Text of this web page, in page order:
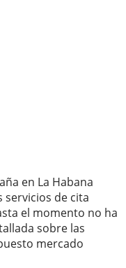
en La Habana
servicios de cita
el momento no ha
sobre las
mercado